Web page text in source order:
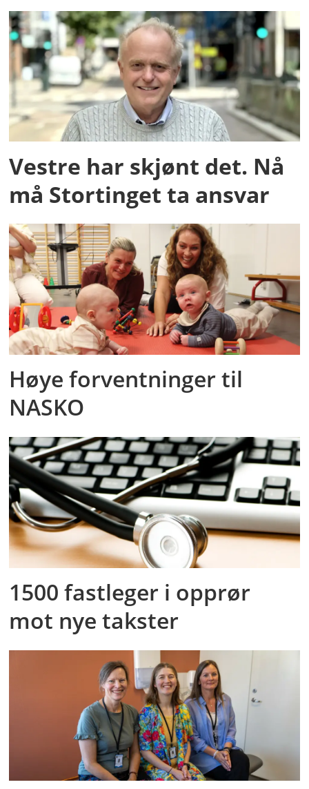
Vestre har skjønt det. Nå
må Stortinget ta ansvar
Høye forventninger til
NASKO
1500 fastleger i opprør
mot nye takster